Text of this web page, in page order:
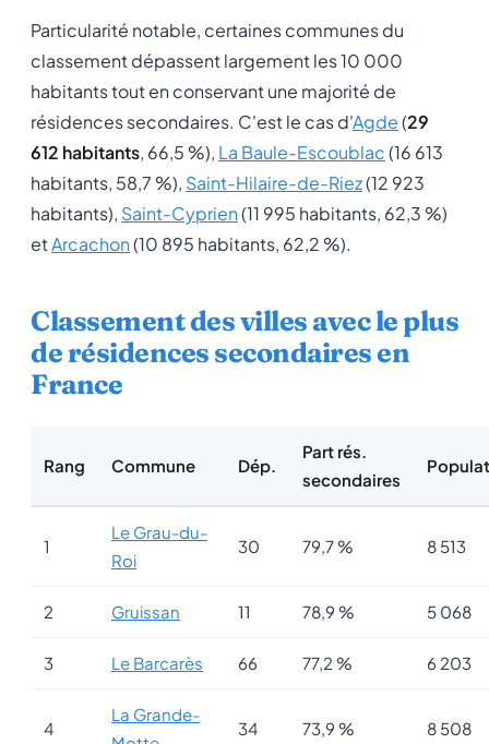
Particularité notable, certaines communes du
classement dépassent largement les 10 000
habitants tout en conservant une majorité de
résidences secondaires. C'est le cas d'Agde(29
612 habitants, 66,5 %), La Baule-Escoublac(16 613
habitants, 58,7 %), Saint-Hilaire-de-Riez(12 923
habitants), Saint-Cyprien(11 995 habitants, 62,3 %)
etArcachon(10 895 habitants, 62,2 %).
Classement des villes avec le plus
de résidences secondaires en
France
Rang Commune Dép.
Part rés.
secondaires
1
Le Grau-du-
Roi
30 79,7 % 8 513
2 Gruissan 11 78,9 % 5 068
3 Le Barcarès 66 77,2 % 6 203
4
La Grande-
34 73,9 % 8 508